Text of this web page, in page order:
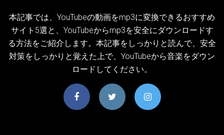
本記事では、YouTubeの動画をmp3に変換できるおすすめ
サイト5選と、YouTubeからmp3を安全にダウンロードす
る方法をご紹介します。本記事をしっかりと読んで、安全
対策をしっかりと覚えた上で、YouTubeから音楽をダウン
ロードしてください。